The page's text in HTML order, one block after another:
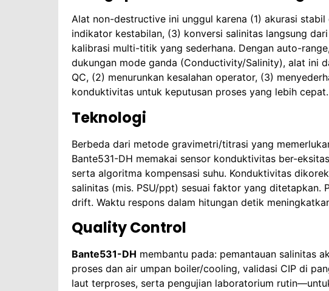
Alat non-destructive ini unggul karena (1) akurasi
indikator kestabilan, (3) konversi salinitas langsung
kalibrasi multi-titik yang sederhana. Dengan auto-
dukungan mode ganda (Conductivity/Salinity), alat ini
QC, (2) menurunkan kesalahan operator, (3)
konduktivitas untuk keputusan proses yang lebih cepat.
Teknologi
Berbeda dari metode gravimetri/titrasi yang
Bante531-DH memakai sensor konduktivitas ber-
serta algoritma kompensasi suhu. Konduktivitas
salinitas (mis. PSU/ppt) sesuai faktor yang ditetapkan.
drift. Waktu respons dalam hitungan detik
Quality Control
Bante531-DH membantu pada: pemantauan salinitas
proses dan air umpan boiler/cooling, validasi CIP di
laut terproses, serta pengujian laboratorium